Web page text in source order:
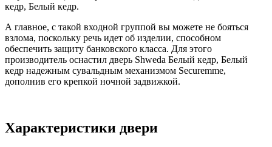
кедр, Белый кедр.
А главное, с такой входной группой вы можете не бояться
взлома, поскольку речь идет об изделии, способном
обеспечить защиту банковского класса. Для этого
производитель оснастил дверь Shweda Белый кедр, Белый
кедр надежным сувальдным механизмом Securemme,
дополнив его крепкой ночной задвижкой.
Характеристики двери